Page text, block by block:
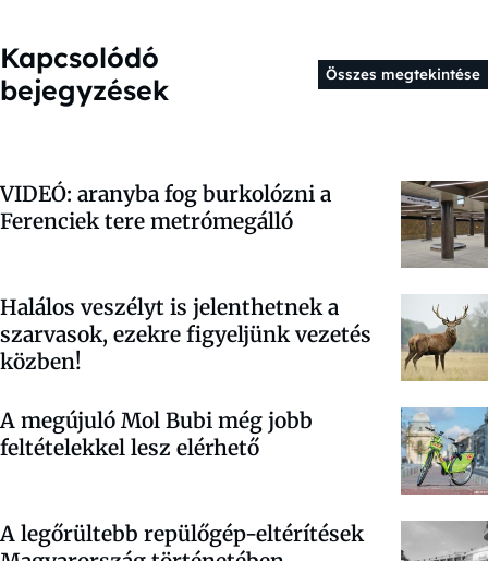
Kapcsolódó
bejegyzések
Összes megtekintése
VIDEÓ: aranyba fog burkolózni a
Ferenciek tere metrómegálló
Halálos veszélyt is jelenthetnek a
szarvasok, ezekre figyeljünk vezetés
közben!
A megújuló Mol Bubi még jobb
feltételekkel lesz elérhető
A legőrültebb repülőgép-eltérítések